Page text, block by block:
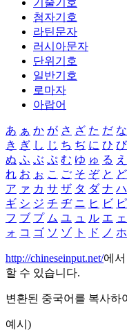
기술기호
첨자기호
라틴문자
러시아문자
단위기호
일반기호
로마자
아랍어
あ ぁ か が さ ざ た だ な
き ぎ し じ ち ぢ に ひ び
ぬ ふ ぶ ぷ む ゆ ゅ る え
れ お ぉ こ ご そ ぞ と ど
ア ァ カ サ ザ タ ダ ナ ハ
ギ シ ジ チ ヂ ニ ヒ ビ ピ
フ ブ プ ム ユ ュ ル エ ェ
ォ コ ゴ ソ ゾ ト ド ノ ホ
http://chineseinput.net/에
할 수 있습니다.
변환된 중국어를 복사하
예시)